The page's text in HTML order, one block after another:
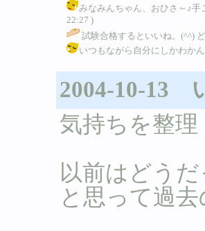
みなみんちゃん、おひさ～♪手
22:27 )
試験合格するといいね。(^^)
いつもながら自分にしかわか
2004-10-13
気持ちを整理
以前はどう
と思って過